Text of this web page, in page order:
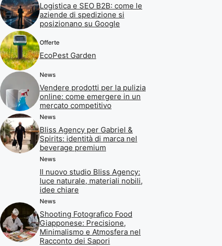
Logistica e SEO B2B: come le
aziende di spedizione si
posizionano su Google
Offerte
EcoPest Garden
News
Vendere prodotti per la pulizia
online: come emergere in un
mercato competitivo
News
Bliss Agency per Gabriel &
Spirits: identità di marca nel
beverage premium
News
Il nuovo studio Bliss Agency:
luce naturale, materiali nobili,
idee chiare
News
Shooting Fotografico Food
Giapponese: Precisione,
Minimalismo e Atmosfera nel
Racconto dei Sapori